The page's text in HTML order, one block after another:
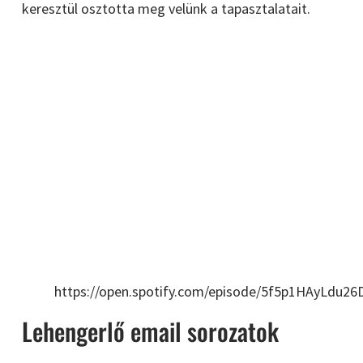
keresztül osztotta meg velünk a tapasztalatait.
https://open.spotify.com/episode/
Lehengerlő email sorozatok